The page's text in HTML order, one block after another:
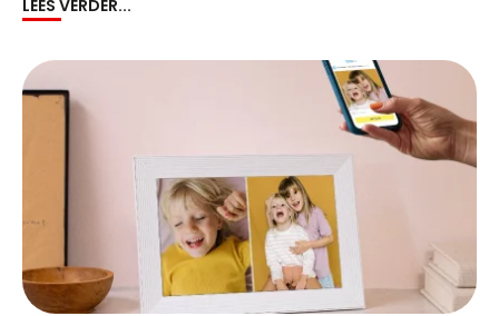
LEES VERDER...